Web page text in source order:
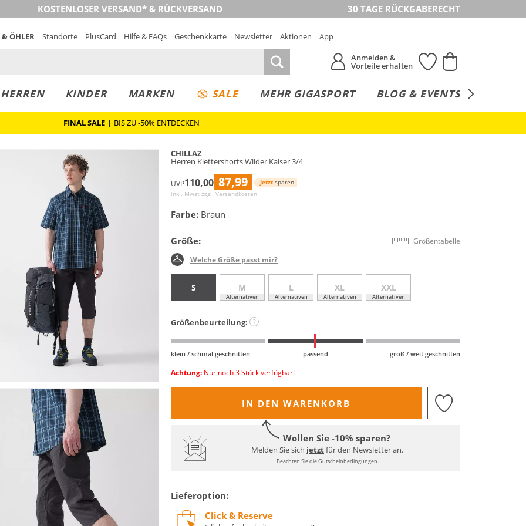
KOSTENLOSER VERSAND* & RÜCKVERSAND 30 TAGE RÜCKGABERECHT
ÖHLER Standorte PlusCard Hilfe & FAQs Geschenkkarte Newsletter Aktionen
App
Anmelden &
Vorteile erhalten
HERREN KINDER MARKEN SALE MEHR GIGASPORT BLOG & EVENTS
FINAL SALE | BIS ZU -50% ENTDECKEN
CHILLAZ
Herren Klettershorts Wilder Kaiser 3/4
UVP110,00 87,99 Jetzt sparen
inkl. Mwst zzgl. Versandkosten
Farbe: Braun
Größe: Größentabelle
Welche Größe passt mir?
S M
Alternativen
L
Alternativen
XL
Alternativen
XXL
Alternativen
Größenbeurteilung: ?
klein / schmal geschnitten passend groß / weit geschnitten
Achtung: Nur noch 3 Stück verfügbar!
IN DEN WARENKORB
Wollen Sie -10% sparen?
Melden Sie sich jetztfür den Newsletter an.
Beachten Sie die Gutscheinbedingungen.
Lieferoption:
Click & Reserve